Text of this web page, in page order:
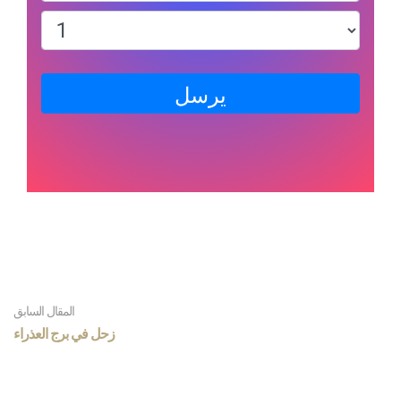
يرسل
المقال السابق
زحل في برج العذراء